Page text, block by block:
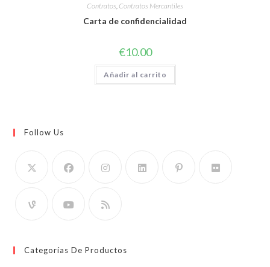
Contratos Contratos Mercantiles
Carta de confidencialidad
€10.00
Añadir al carrito
Follow Us
Categorías De Productos